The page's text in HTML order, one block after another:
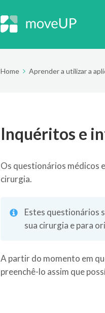
Home Aprender a utilizar a
Inquéritos e
Os questionários médicos
cirurgia.
Estes questionários
sua cirurgia e para
A partir do momento em
preenchê-lo assim que